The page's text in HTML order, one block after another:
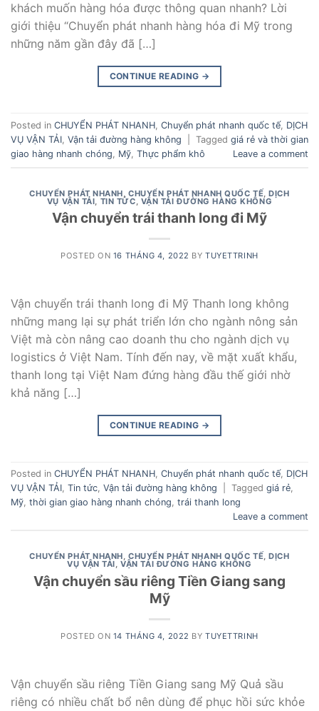
khách muốn hàng hóa được thông quan nhanh? Lời
giới thiệu “Chuyển phát nhanh hàng hóa đi Mỹ trong
những năm gần đây đã […]
CONTINUE READING →
Posted in CHUYỂN PHÁT NHANH Chuyển phát nhanh quốc tế DỊCH
VỤ VẬN TẢI Vận tải đường hàng không Tagged giá rẻ và thời gian
giao hàng nhanh chóng
Mỹ Thực phẩm khô Leave a comment
CHUYỂN PHÁT NHANH ,CHUYỂN PHÁT NHANH QUỐC TẾ ,DỊCH
VỤ VẬN TẢI TIN TỨC VẬN TẢI ĐƯỜNG HÀNG KHÔNG
Vận chuyển trái thanh long đi Mỹ
POSTED ON 16 THÁNG 4, 2022 BYTUYETTRINH
Vận chuyển trái thanh long đi Mỹ Thanh long không
những mang lại sự phát triển lớn cho ngành nông sản
Việt mà còn nâng cao doanh thu cho ngành dịch vụ
logistics ở Việt Nam. Tính đến nay, về mặt xuất khẩu,
thanh long tại Việt Nam đứng hàng đầu thế giới nhờ
khả năng […]
CONTINUE READING →
Posted in CHUYỂN PHÁT NHANH, Chuyển phát nhanh quốc tế, DỊCH
VỤ VẬN TẢI, Tin tức, Vận tải đường hàng không Tagged giá rẻ,
Mỹ, thời gian giao hàng nhanh chóng, trái thanh long
Leave a comment
CHUYỂN PHÁT NHANH,CHUYỂN PHÁT NHANH QUỐC TẾ,DỊCH
VỤ VẬN TẢI,VẬN TẢI ĐƯỜNG HÀNG KHÔNG
Vận chuyển sầu riêng Tiền Giang sang
Mỹ
POSTED ON 14 THÁNG 4, 2022 BYTUYETTRINH
Vận chuyển sầu riêng Tiền Giang sang Mỹ Quả sầu
riêng có nhiều chất bổ nên dùng để phục hồi sức khỏe